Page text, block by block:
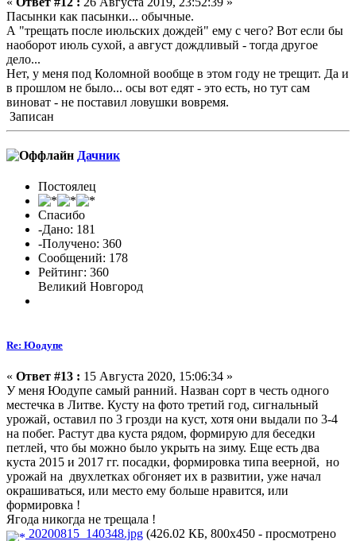
Пасынки как пасынки... обычные.
А "трещать после июльских дождей" ему с чего? Вот если бы
наоборот июль сухой, а август дождливый - тогда другое
дело...
Нет, у меня под Коломной вообще в этом году не трещит. Да и
в прошлом не было... осы вот едят - это есть, но тут сам
виноват - не поставил ловушки вовремя.
Записан
Дачник
Постоялец
Спасибо
-Дано: 181
-Получено: 360
Сообщений: 178
Рейтинг: 360
Великий Новгород
Re: Юодупе
« Ответ #13 : 15 Августа 2020, 15:06:34 »
У меня Юодупе самый ранний. Назван сорт в честь одного
местечка в Литве. Кусту на фото третий год, сигнальный
урожай, оставил по 3 грозди на куст, хотя они выдали по 3-4
на побег. Растут два куста рядом, формирую для беседки
петлей, что бы можно было укрыть на зиму. Еще есть два
куста 2015 и 2017 гг. посадки, формировка типа веерной, но
урожай на двухлетках обгоняет их в развитии, уже начал
окрашиваться, или место ему больше нравится, или
формировка !
Ягода никогда не трещала !
20200815_140348.jpg (426.02 КБ, 800x450 - просмотрено